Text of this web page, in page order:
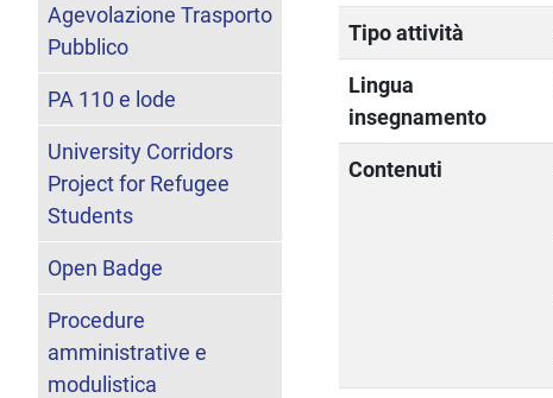
Tipo attività
Lingua
insegnamento
Contenuti
Agevolazione Trasporto
Pubblico
PA 110 e lode
University Corridors
Project for Refugee
Students
Open Badge
Procedure
amministrative e
modulistica